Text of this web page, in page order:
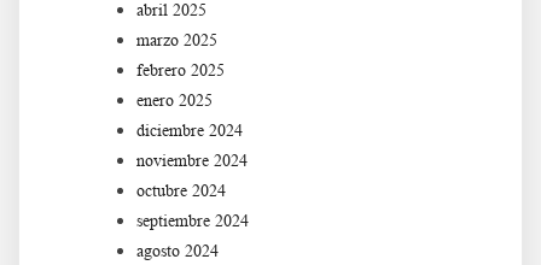
abril 2025
marzo 2025
febrero 2025
enero 2025
diciembre 2024
noviembre 2024
octubre 2024
septiembre 2024
agosto 2024